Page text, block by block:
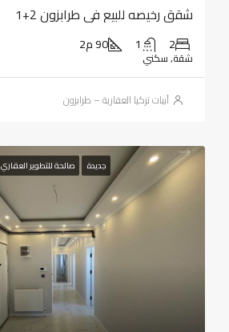
شقق رخيصه للبيع في طرابزون 2+1
2
1 90 م2
شقة, سكني
أبيات تركيا العقارية – طرابزون
جديدة صالحة للتطوير العقاري